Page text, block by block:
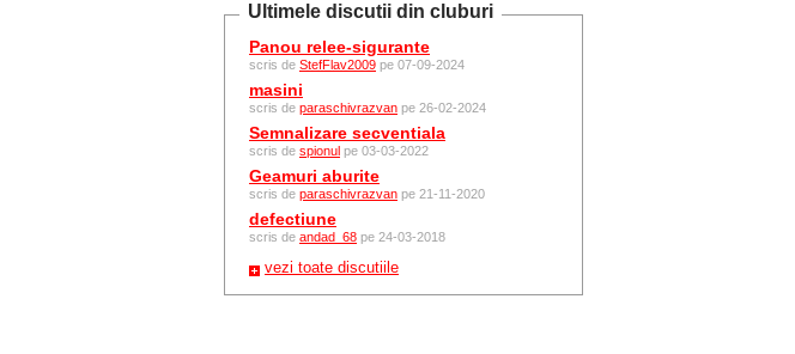
Ultimele discutii din cluburi
Panou relee-sigurante
scris de StefFlav2009 pe 07-09-2024
masini
scris de paraschivrazvan pe 26-02-2024
Semnalizare secventiala
scris de spionul pe 03-03-2022
Geamuri aburite
scris de paraschivrazvan pe 21-11-2020
defectiune
scris de andad_68 pe 24-03-2018
vezi toate discutiile